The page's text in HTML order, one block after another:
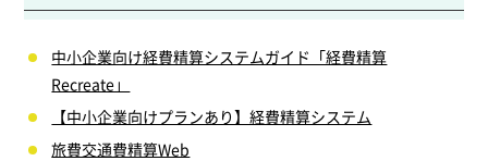
中小企業向け経費精算システムガイド「経費精算
Recreate」
【中小企業向けプランあり】経費精算システム
旅費交通費精算Web